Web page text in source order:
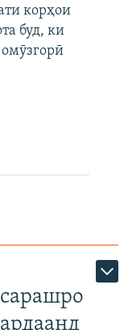
корҳои
буд, ки